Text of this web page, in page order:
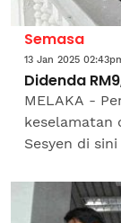
Semasa
13 Jan 2025
Didenda
MELAKA -
keselamatan
Sesyen di
gaji